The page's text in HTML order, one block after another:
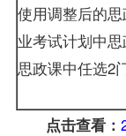
使用调整后的
业考试计划中
思政课中任选2门
点击查看：